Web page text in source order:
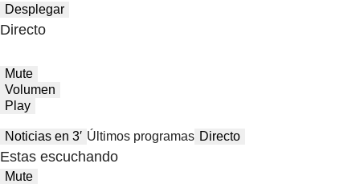
Desplegar
Directo
Mute
Volumen
Play
Noticias en 3′ Últimos programas Directo
Estas escuchando
Mute